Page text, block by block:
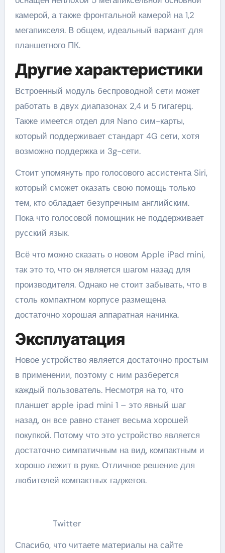
камерой, а также фронтальной камерой на 1,2
мегапикселя. В общем, идеальный вариант для
планшетного ПК.
Другие характеристики
Встроенный модуль беспроводной сети может
работать в двух диапазонах 2,4 и 5 гигагерц.
Также имеется отдел для Nano сим-карты,
который поддерживает стандарт 4G сети, хотя
возможно поддержка и 3g-сети.
Стоит упомянуть про голосового ассистента Siri,
который сможет оказать свою помощь только
тем, кто обладает безупречным английским.
Пока что голосовой помощник не поддерживает
русский язык.
Всё что можно сказать о новом Apple iPad mini,
так это то, что он является шагом назад для
производителя. Однако не стоит забывать, что в
столь компактном корпусе размещена
достаточно хорошая аппаратная начинка.
Эксплуатация
Новое устройство является достаточно простым
в применении, поэтому с ним разберется
каждый пользователь. Несмотря на то, что
планшет apple ipad mini 1 – это явный шаг
назад, он все равно станет весьма хорошей
покупкой. Потому что это устройство является
достаточно симпатичным на вид, компактным и
хорошо лежит в руке. Отличное решение для
любителей компактных гаджетов.
Twitter
Спасибо, что читаете материалы на сайте